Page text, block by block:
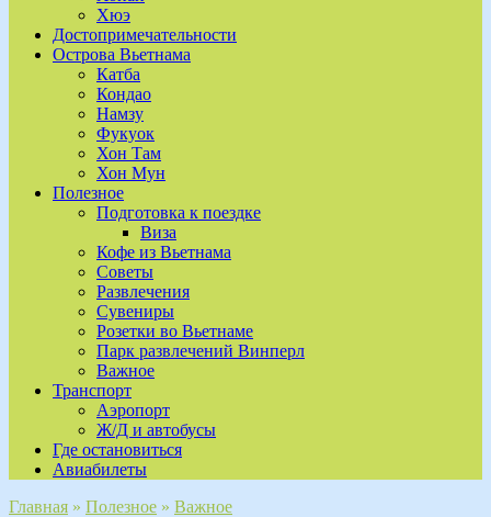
Хюэ
Достопримечательности
Острова Вьетнама
Катба
Кондао
Намзу
Фукуок
Хон Там
Хон Мун
Полезное
Подготовка к поездке
Виза
Кофе из Вьетнама
Советы
Развлечения
Сувениры
Розетки во Вьетнаме
Парк развлечений Винперл
Важное
Транспорт
Аэропорт
Ж/Д и автобусы
Где остановиться
Авиабилеты
Главная » Полезное » Важное